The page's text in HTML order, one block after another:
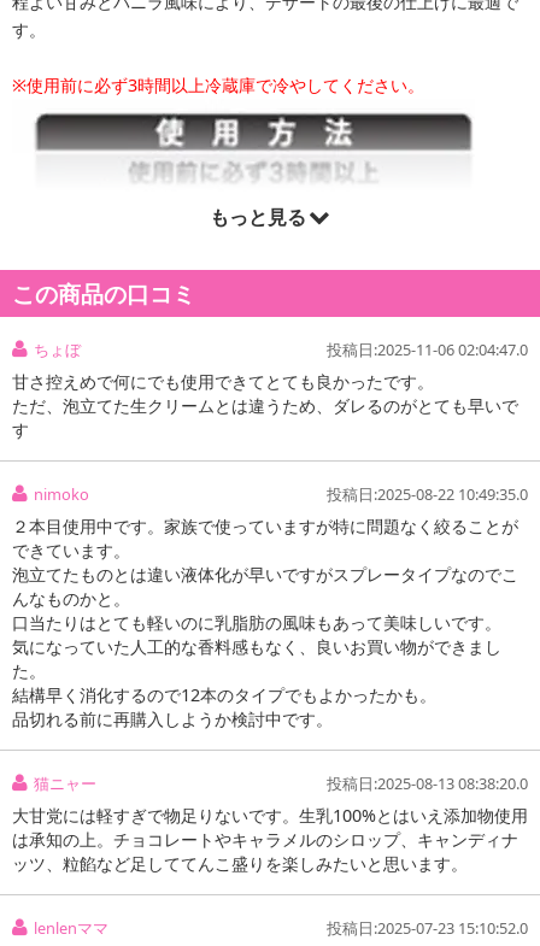
す。
※使用前に必ず3時間以上冷蔵庫で冷やしてください。
もっと見る
この商品の口コミ
ちょぼ 投稿日:2025-11-06 02:04:47.0
甘さ控えめで何にでも使用できてとても良かったです。
ただ、泡立てた生クリームとは違うため、ダレるのがとても早いで
す
nimoko 投稿日:2025-08-22 10:49:35.0
２本目使用中です。家族で使っていますが特に問題なく絞ることが
できています。
泡立てたものとは違い液体化が早いですがスプレータイプなのでこ
んなものかと。
口当たりはとても軽いのに乳脂肪の風味もあって美味しいです。
気になっていた人工的な香料感もなく、良いお買い物ができまし
た。
結構早く消化するので12本のタイプでもよかったかも。
品切れる前に再購入しようか検討中です。
猫ニャー 投稿日:2025-08-13 08:38:20.0
大甘党には軽すぎで物足りないです。生乳100%とはいえ添加物使用
は承知の上。チョコレートやキャラメルのシロップ、キャンディナ
ッツ、粒餡など足しててんこ盛りを楽しみたいと思います。
lenlenママ 投稿日:2025-07-23 15:10:52.0